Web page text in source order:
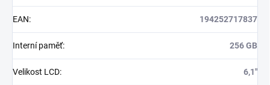
EAN: 194252717837
Interní paměť: 256 GB
Velikost LCD: 6,1"